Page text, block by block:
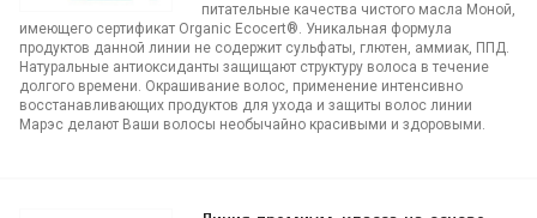
питательные качества чистого масла Моной,
имеющего сертификат Organic Ecocert®. Уникальная формула
продуктов данной линии не содержит сульфаты, глютен, аммиак, ППД.
Натуральные антиоксиданты защищают структуру волоса в течение
долгого времени. Окрашивание волос, применение интенсивно
восстанавливающих продуктов для ухода и защиты волос линии
Марэс делают Ваши волосы необычайно красивыми и здоровыми.